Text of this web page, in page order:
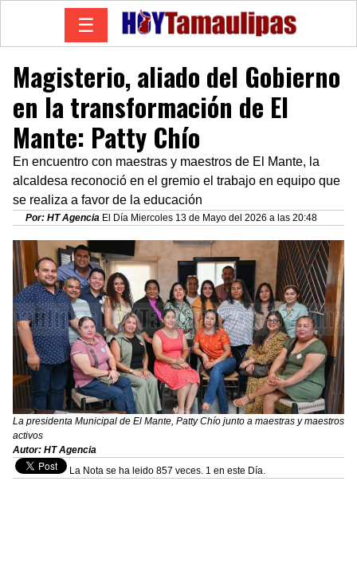
☰
Magisterio, aliado del Gobierno
en la transformación de El
Mante: Patty Chío
En encuentro con maestras y maestros de El Mante, la
alcaldesa reconoció en el gremio el trabajo en equipo que
se realiza a favor de la educación
Por: HT Agencia El Día Miercoles 13 de Mayo del 2026 a las 20:48
La presidenta Municipal de El Mante, Patty Chío junto a maestras y maestros
activos
Autor: HT Agencia
La Nota se ha leido 857 veces. 1 en este Día.